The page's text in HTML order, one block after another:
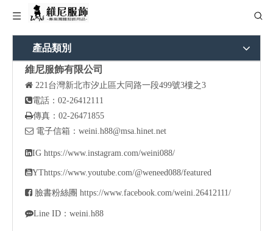
產品類別
維尼服飾有限公司
 221台灣新北市汐止區大同路一段499號3樓之3
電話：02-26412111
傳真：02-26471855
 電子信箱： weini.h88@msa.hinet.net
IG https://www.instagram.com/weini088/
YThttps://www.youtube.com/@weneed088/featured
 臉書粉絲團 https://www.facebook.com/weini.26412111/
Line ID：weini.h88